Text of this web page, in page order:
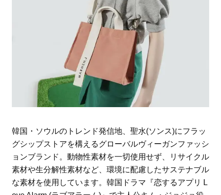
韓国・ソウルのトレンド発信地、聖水(ソンス)にフラッ
グシップストアを構えるグローバルヴィーガンファッシ
ョンブランド。動物性素材を一切使用せず、リサイクル
素材や生分解性素材など、環境に配慮したサステナブル
な素材を使用しています。韓国ドラマ『恋するアプリ L